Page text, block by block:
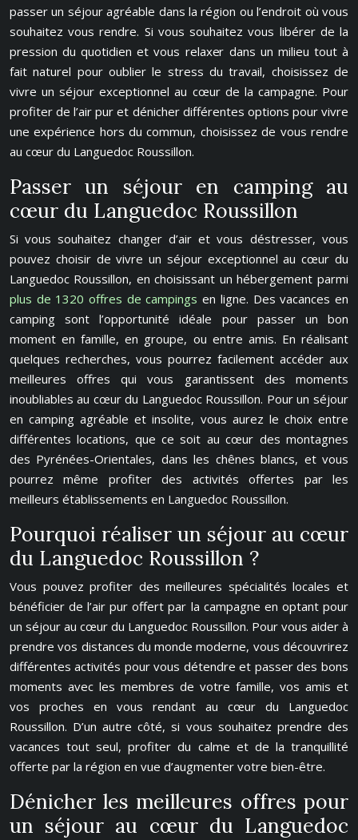
passer un séjour agréable dans la région ou l’endroit où vous
souhaitez vous rendre. Si vous souhaitez vous libérer de la
pression du quotidien et vous relaxer dans un milieu tout à
fait naturel pour oublier le stress du travail, choisissez de
vivre un séjour exceptionnel au cœur de la campagne. Pour
profiter de l’air pur et dénicher différentes options pour vivre
une expérience hors du commun, choisissez de vous rendre
au cœur du Languedoc Roussillon.
Passer un séjour en camping au
cœur du Languedoc Roussillon
Si vous souhaitez changer d’air et vous déstresser, vous
pouvez choisir de vivre un séjour exceptionnel au cœur du
Languedoc Roussillon, en choisissant un hébergement parmi
plus de 1320 offres de campings en ligne. Des vacances en
camping sont l’opportunité idéale pour passer un bon
moment en famille, en groupe, ou entre amis. En réalisant
quelques recherches, vous pourrez facilement accéder aux
meilleures offres qui vous garantissent des moments
inoubliables au cœur du Languedoc Roussillon. Pour un séjour
en camping agréable et insolite, vous aurez le choix entre
différentes locations, que ce soit au cœur des montagnes
des Pyrénées-Orientales, dans les chênes blancs, et vous
pourrez même profiter des activités offertes par les
meilleurs établissements en Languedoc Roussillon.
Pourquoi réaliser un séjour au cœur
du Languedoc Roussillon ?
Vous pouvez profiter des meilleures spécialités locales et
bénéficier de l’air pur offert par la campagne en optant pour
un séjour au cœur du Languedoc Roussillon. Pour vous aider à
prendre vos distances du monde moderne, vous découvrirez
différentes activités pour vous détendre et passer des bons
moments avec les membres de votre famille, vos amis et
vos proches en vous rendant au cœur du Languedoc
Roussillon. D’un autre côté, si vous souhaitez prendre des
vacances tout seul, profiter du calme et de la tranquillité
offerte par la région en vue d’augmenter votre bien-être.
Dénicher les meilleures offres pour
un séjour au cœur du Languedoc